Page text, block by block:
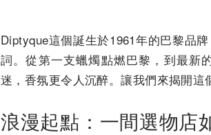
Diptyque這個誕生於1961年的巴黎品
詞。從第一支蠟燭點燃巴黎，到最新
迷，香氛更令人沉醉。讓我們來揭開這
浪漫起點：一間選物店